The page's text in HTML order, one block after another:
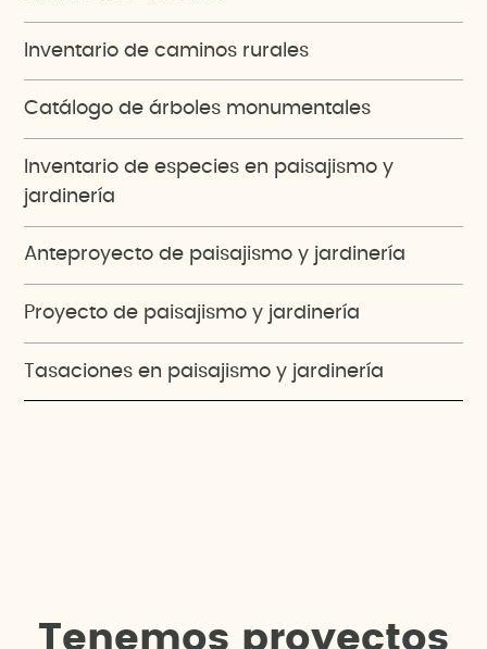
Inventario de caminos rurales
Catálogo de árboles monumentales
Inventario de especies en paisajismo y
jardinería
Anteproyecto de paisajismo y jardinería
Proyecto de paisajismo y jardinería
Tasaciones en paisajismo y jardinería
Tenemos proyectos